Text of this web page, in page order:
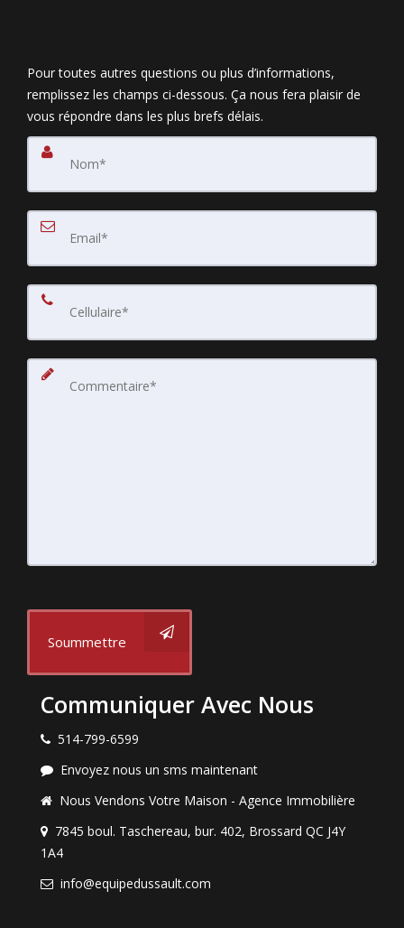
Pour toutes autres questions ou plus d’informations,
remplissez les champs ci-dessous. Ça nous fera plaisir de
vous répondre dans les plus brefs délais.
Soummettre
Communiquer Avec Nous
514-799-6599
Envoyez nous un sms maintenant
Nous Vendons Votre Maison - Agence Immobilière
7845 boul. Taschereau, bur. 402, Brossard QC J4Y
1A4
info@equipedussault.com